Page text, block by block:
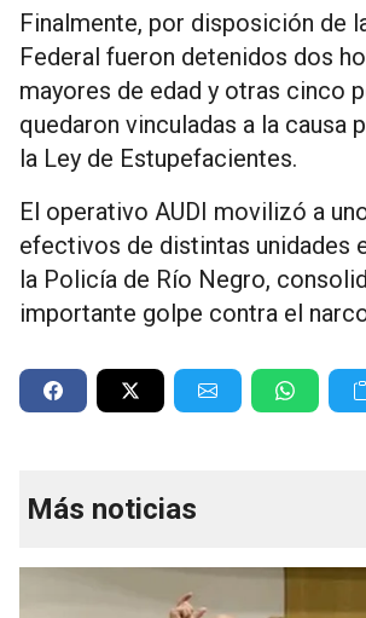
Finalmente, por disposición de
Federal fueron detenidos dos
mayores de edad y otras cinco
quedaron vinculadas a la causa
la Ley de Estupefacientes.
El operativo AUDI movilizó a
efectivos de distintas unidades
la Policía de Río Negro,
importante golpe contra el
Más noticias